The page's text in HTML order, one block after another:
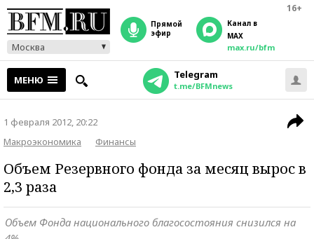
16+
Москва
прямой
эфир
Канал в
MAX
max.ru/bfm
МЕНЮ Telegram
t.me/BFMnews
1 февраля 2012, 20:22
Макроэкономика
Финансы
Объем Резервного фонда за месяц вырос в
2,3 раза
Объем Фонда национального благосостояния снизился на